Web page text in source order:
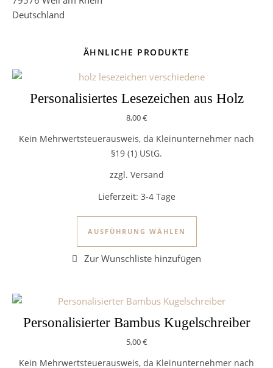
Deutschland
ÄHNLICHE PRODUKTE
Personalisiertes Lesezeichen aus Holz
8,00€
Kein Mehrwertsteuerausweis, da Kleinunternehmer nach
§19 (1) UStG.
zzgl. Versand
Lieferzeit: 3-4 Tage
AUSFÜHRUNG WÄHLEN
Dieses Produkt
Personalisierter Bambus Kugelschreiber
5,00€
Kein Mehrwertsteuerausweis, da Kleinunternehmer nach